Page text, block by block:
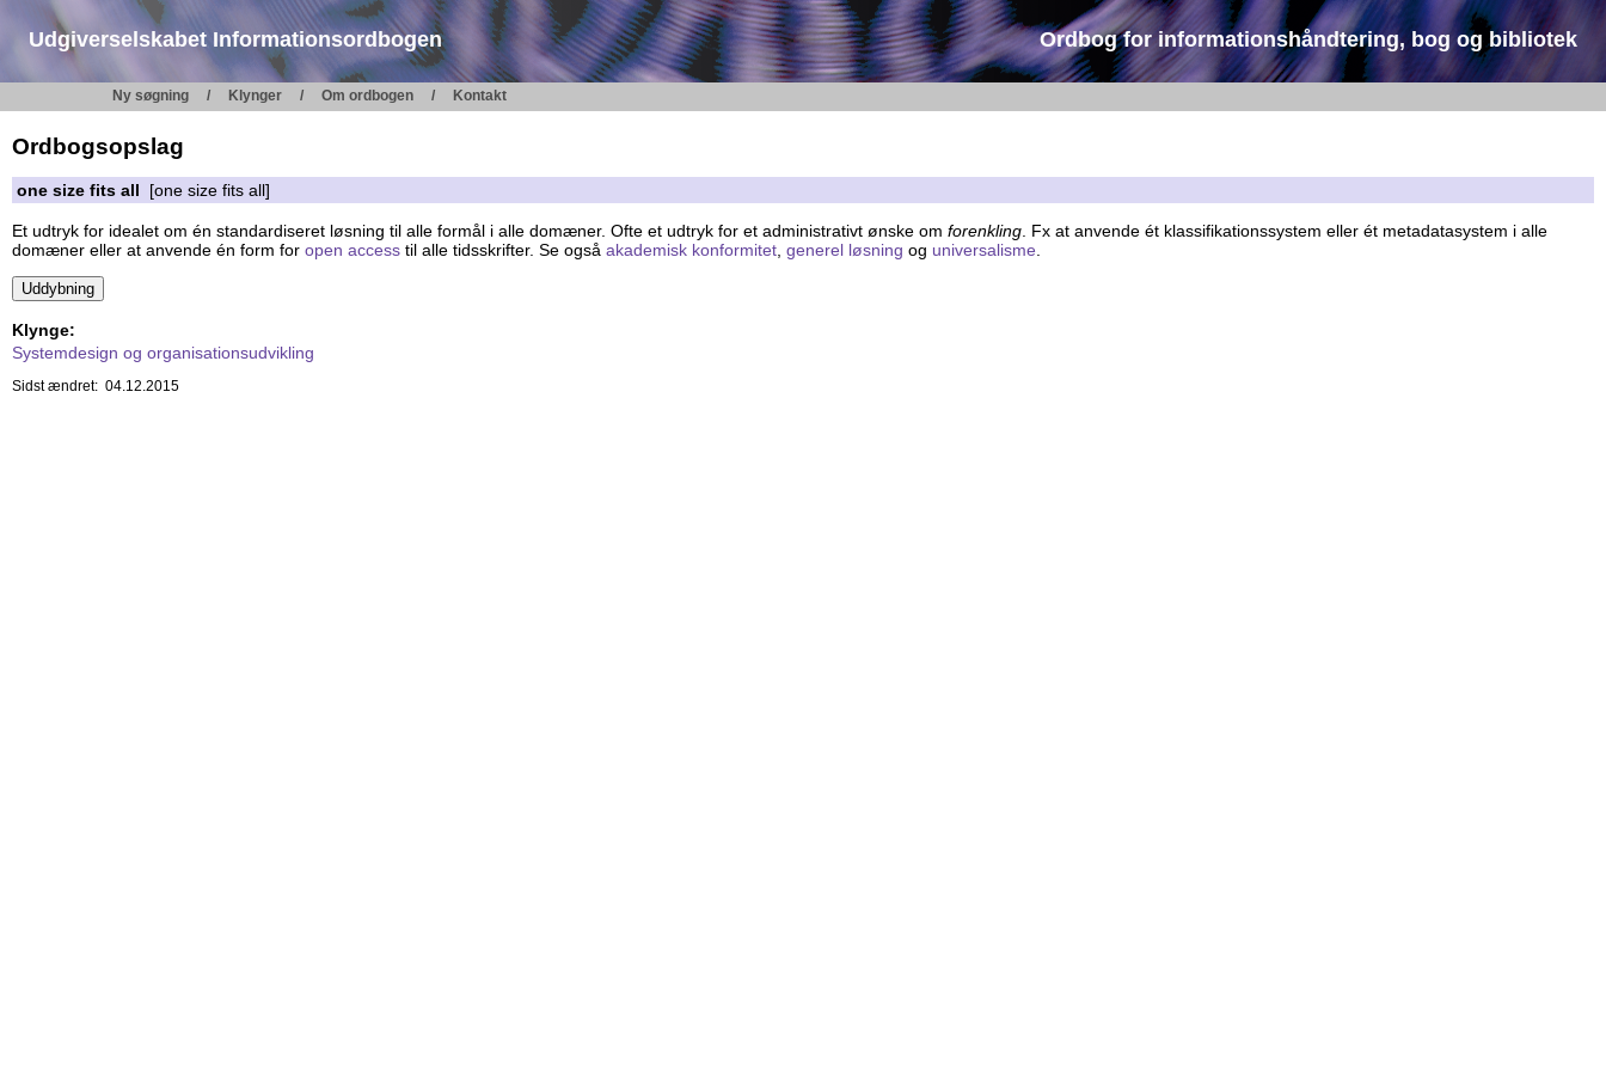
Udgiverselskabet Informationsordbogen Ordbog for informationshåndtering, bog og bibliotek
Ny søgning Klynger Om ordbogen Kontakt
Ordbogsopslag
one size fits all [one size fits all]
Et udtryk for idealet om én standardiseret løsning til alle formål i alle domæner. Ofte et udtryk for et administrativt ønske om forenkling . Fx at anvende ét klassifikationssystem eller ét metadatasystem i alle
domæner eller at anvende én form for open access til alle tidsskrifter. Se også akademisk konformitet generel løsning og universalisme
Klynge:
Systemdesign og organisationsudvikling
Sidst ændret: 04.12.2015